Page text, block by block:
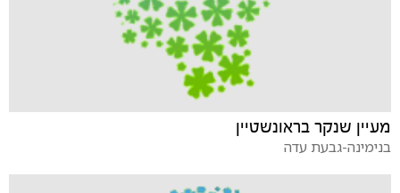
מעיין שנקר בראונשטיין
בנימינה-גבעת עדה